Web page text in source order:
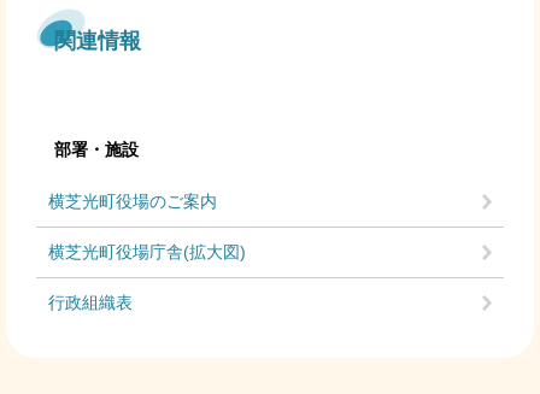
関連情報
部署・施設
横芝光町役場のご案内
横芝光町役場庁舎(拡大図)
行政組織表